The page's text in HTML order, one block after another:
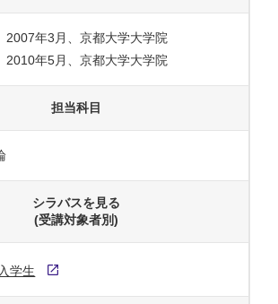
2007年3月、京都大学大学院
2010年5月、京都大学大学院
担当科目
シラバスを見る
(受講対象者別)
学生